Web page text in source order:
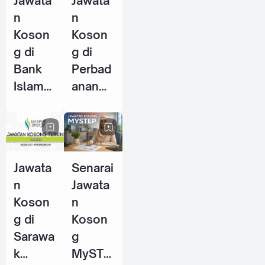
2026
n
Koson
g di
Bank
Islam
Berhad
- 25
Jun
2026
n
Koson
g di
Perbad
anan
m
Johor
(PSJ) -
29 Mei
2026
Jawata
n
Koson
g di
Sarawa
k
Senarai
Jawata
n
Koson
g
MySTE